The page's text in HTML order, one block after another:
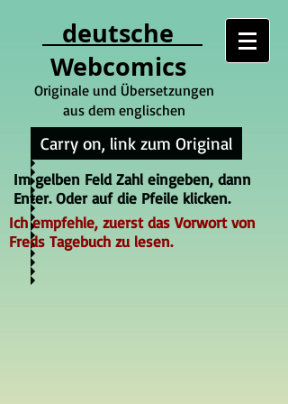
deutsche
Webcomics
Originale und Übersetzungen
aus dem englischen
Carry on, link zum Original
Im gelben Feld Zahl eingeben, dann
Enter. Oder auf die Pfeile klicken.
Ich empfehle, zuerst das Vorwort von
Freds Tagebuch zu lesen.